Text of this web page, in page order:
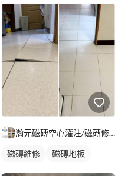
瀚元磁磚空心灌注/磁磚修復/隆起修復
磁磚維修 磁磚地板